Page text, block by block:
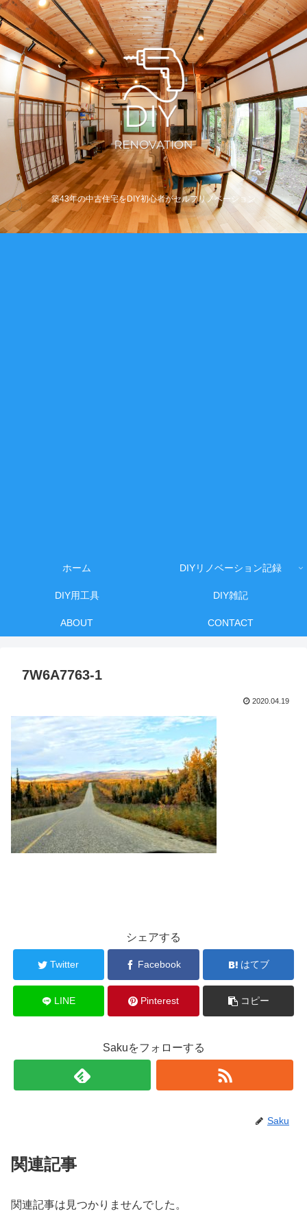
築43年の中古住宅をDIY初心者がセルフリノベーション
ホーム DIYリノベーション記録
DIY用工具 DIY雑記
ABOUT CONTACT
7W6A7763-1
2020.04.19
シェアする
Twitter Facebook はてブ
LINE Pinterest コピー
Sakuをフォローする
Saku
関連記事
関連記事は見つかりませんでした。